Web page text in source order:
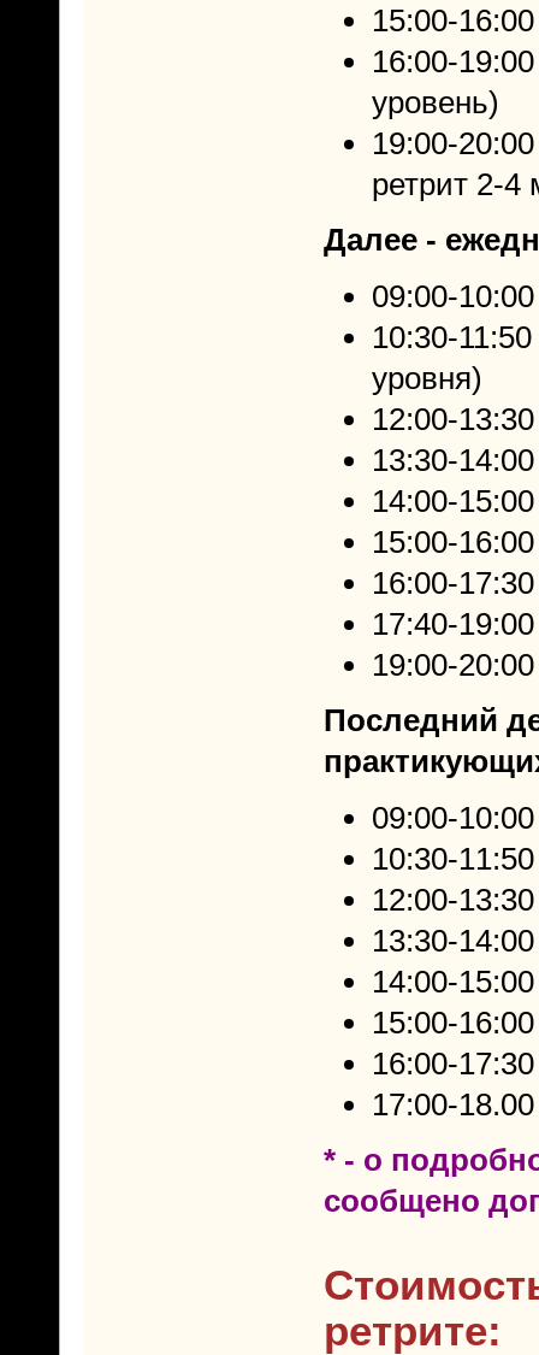
15:00-
16:00-
уровень)
19:00-
ретрит 2-4
Далее -
09:00-10:00
10:30-
уровня)
12:00-
13:30-
14:00-
15:00-
16:00-
17:40-
19:00-
Последний
09:00-10:00
10:30-
12:00-
13:30-
14:00-
15:00-
16:00-
17:00-
* - о
сообщено
ретрите: